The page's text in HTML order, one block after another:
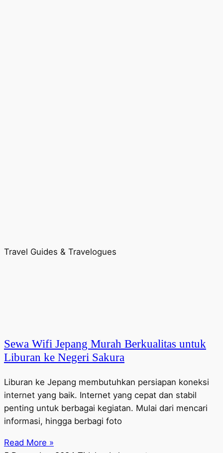
Travel Guides & Travelogues
Sewa Wifi Jepang Murah Berkualitas untuk
Liburan ke Negeri Sakura
Liburan ke Jepang membutuhkan persiapan koneksi
internet yang baik. Internet yang cepat dan stabil
penting untuk berbagai kegiatan. Mulai dari mencari
informasi, hingga berbagi foto
Read More »